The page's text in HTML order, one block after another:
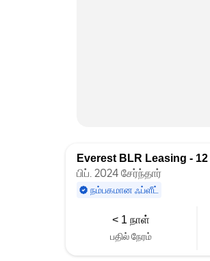
Everest BLR Leasing - 12
பிப். 2024 சேர்ந்தார்
நம்பகமான ஃப்ளீட்
< 1 நாள்
பதில் நேரம்